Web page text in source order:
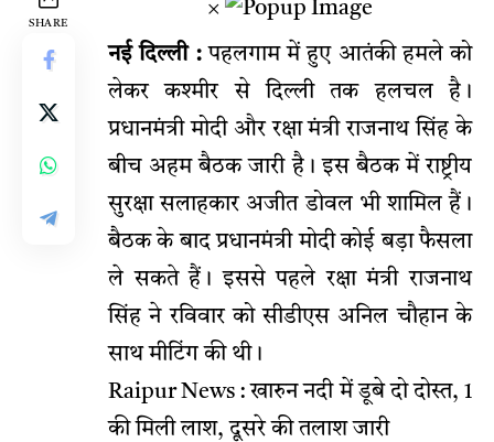
SHARE
×
नई दिल्ली:पहलगाम में हुए आतंकी हमले को
लेकर कश्मीर से दिल्ली तक हलचल है।
प्रधानमंत्री मोदी और रक्षा मंत्री राजनाथ सिंह के
बीच अहम बैठक जारी है। इस बैठक में राष्ट्रीय
सुरक्षा सलाहकार अजीत डोवल भी शामिल हैं।
बैठक के बाद प्रधानमंत्री मोदी कोई बड़ा फैसला
ले सकते हैं। इससे पहले रक्षा मंत्री राजनाथ
सिंह ने रविवार को सीडीएस अनिल चौहान के
साथ मीटिंग की थी।
Raipur News : खारुन नदी में डूबे दो दोस्त, 1
की मिली लाश, दूसरे की तलाश जारी